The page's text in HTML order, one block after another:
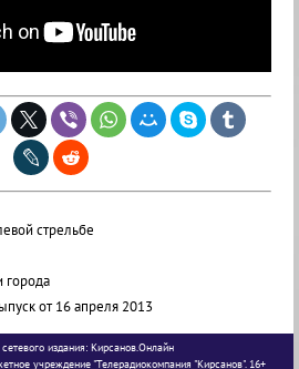
стрельбе
города
от 16 апреля 2013
издания: Кирсанов.Онлайн
учреждение "Телерадиокомпания "Кирсанов". 16+